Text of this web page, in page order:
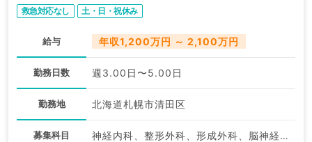
救急対応なし 土・日・祝休み
給与 年収1,200万円 ～ 2,100万円
勤務日数 週3.00日〜5.00日
勤務地 北海道札幌市清田区
募集科目 神経内科、整形外科、形成外科、脳神経外科、呼吸器外科、心臓血管外科、泌尿器科、一般内科、循環器内科、呼吸器内科、消化器内科、内分泌・代謝内科、腎臓内科、老年内科、血液内科、外科系全般、一般外科、消化器外科、乳腺外科、膠原病科、大腸・肛門外科